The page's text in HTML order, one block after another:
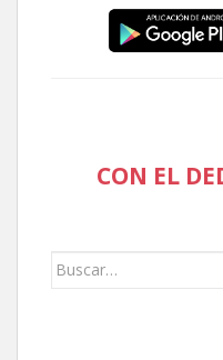
CON EL
Buscar: